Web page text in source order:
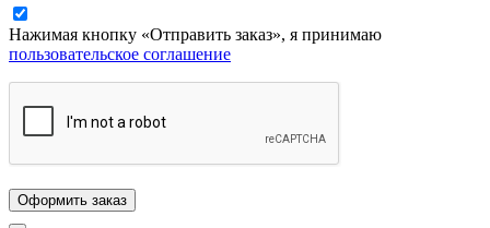
Нажимая кнопку «Отправить заказ», я принимаю
пользовательское соглашение